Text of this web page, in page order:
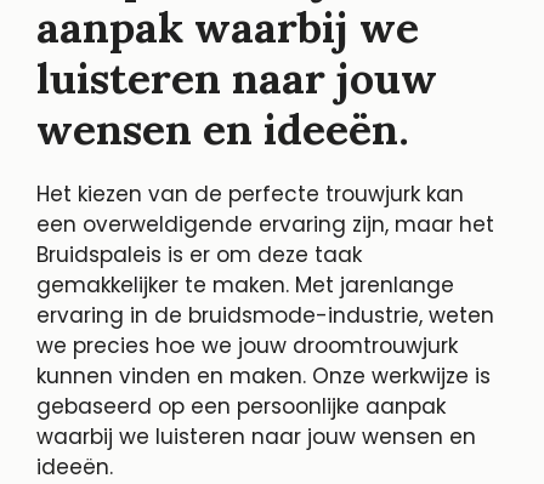
aanpak waarbij we
luisteren naar jouw
wensen en ideeën.
Het kiezen van de perfecte trouwjurk kan
een overweldigende ervaring zijn, maar het
Bruidspaleis is er om deze taak
gemakkelijker te maken. Met jarenlange
ervaring in de bruidsmode-industrie, weten
we precies hoe we jouw droomtrouwjurk
kunnen vinden en maken. Onze werkwijze is
gebaseerd op een persoonlijke aanpak
waarbij we luisteren naar jouw wensen en
ideeën.